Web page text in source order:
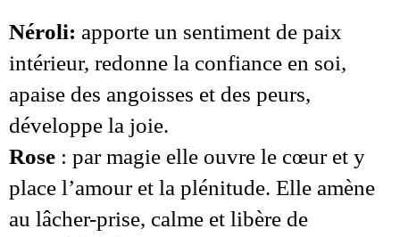
Néroli: apporte un sentiment de paix
intérieur, redonne la confiance en soi,
apaise des angoisses et des peurs,
développe la joie.
Rose : par magie elle ouvre le cœur et y
place l’amour et la plénitude. Elle amène
au lâcher-prise, calme et libère de